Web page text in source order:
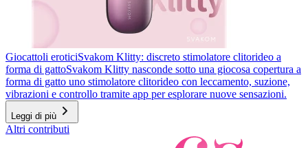
Giocattoli eroticiSvakom Klitty: discreto stimolatore clitorideo a
forma di gattoSvakom Klitty nasconde sotto una giocosa copertura a
forma di gatto uno stimolatore clitorideo con leccamento, suzione,
vibrazioni e controllo tramite app per esplorare nuove sensazioni.
Leggi di più
Altri contributi